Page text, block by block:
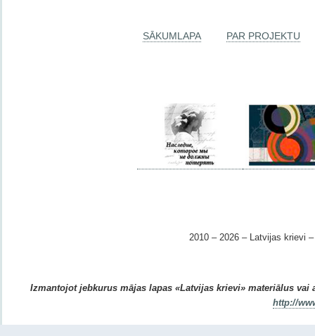
SĀKUMLAPA PAR PROJEKTU
2010 – 2026 – Latvijas krievi –
Izmantojot jebkurus mājas lapas «Latvijas krievi» materiālus
http://